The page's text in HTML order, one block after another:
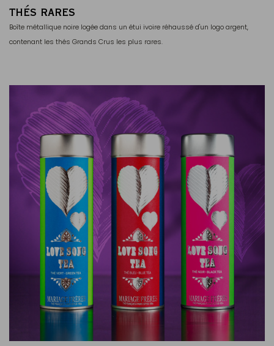
THÉS RARES
Boîte métallique noire logée dans un étui ivoire réhaussé d'un logo argent,
contenant les thés Grands Crus les plus rares.